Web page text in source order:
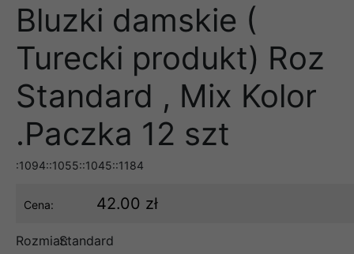
Bluzki damskie (
Turecki produkt) Roz
Standard , Mix Kolor
.Paczka 12 szt
:1094::1055::1045::1184
Cena: 42.00 zł
Rozmiar:Standard